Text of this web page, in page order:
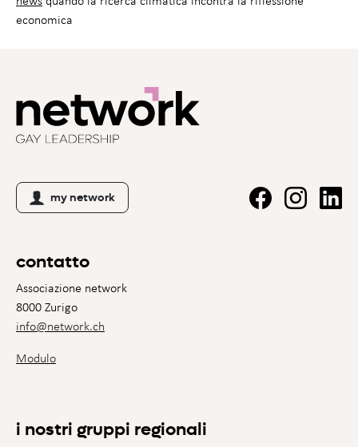
economica
my network
contatto
Associazione network
8000 Zurigo
info@network.ch
Modulo
i nostri gruppi regionali